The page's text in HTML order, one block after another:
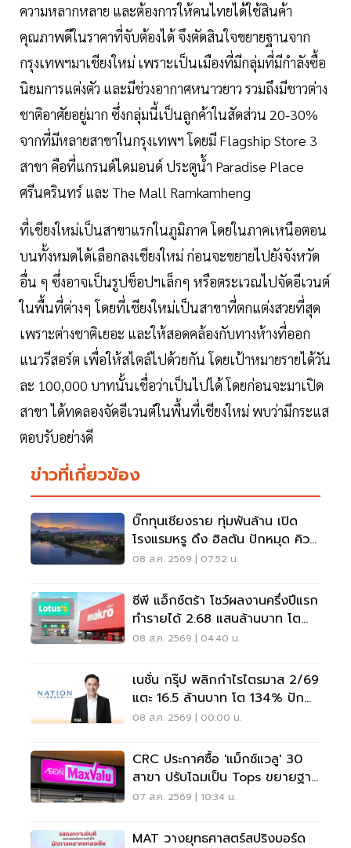
ความหลากหลาย และต้องการให้คนไทยได้ใช้สินค้า
คุณภาพดีในราคาที่จับต้องได้ จึงตัดสินใจขยายฐานจาก
กรุงเทพฯมาเชียงใหม่ เพราะเป็นเมืองที่มีกลุ่มที่มีกำลังซื้อ
นิยมการแต่งตัว และมีช่วงอากาศหนาวยาว รวมถึงมีชาวต่าง
ชาติอาศัยอยู่มาก ซึ่งกลุ่มนี้เป็นลูกค้าในสัดส่วน 20-30%
จากที่มีหลายสาขาในกรุงเทพฯ โดยมี Flagship Store 3
สาขา คือที่แกรนด์ไดมอนด์ ประตูนํ้า Paradise Place
ศรีนครินทร์ และ The Mall Ramkamheng
ที่เชียงใหม่เป็นสาขาแรกในภูมิภาค โดยในภาคเหนือตอน
บนทั้งหมดได้เลือกลงเชียงใหม่ ก่อนจะขยายไปยังจังหวัด
อื่น ๆ ซึ่งอาจเป็นรูปช็อปฯเล็กๆ หรือตระเวณไปจัดอีเวนต์
ในพื้นที่ต่างๆ โดยที่เชียงใหม่เป็นสาขาที่ตกแต่งสวยที่สุด
เพราะต่างชาติเยอะ และให้สอดคล้องกับทางห้างที่ออก
แนวรีสอร์ต เพื่อให้สไตล์ไปด้วยกัน โดยเป้าหมายรายได้วัน
ละ 100,000 บาทนั้นเชื่อว่าเป็นไปได้ โดยก่อนจะมาเปิด
สาขา ได้ทดลองจัดอีเวนต์ในพื้นที่เชียงใหม่ พบว่ามีกระแส
ตอบรับอย่างดี
ข่าวที่เกี่ยวข้อง
บิ๊กทุนเชียงราย ทุ่มพันล้าน เปิด
โรงแรมหรู ดึง ฮิลตัน ปักหมุด คิวริ
โอ แห่งแรกในภาคเหนือ
08 ส.ค. 2569 | 07:52 น.
ซีพี แอ็กซ์ตร้า โชว์ผลงานครึ่งปีแรก
ทำรายได้ 2.68 แสนล้านบาท โต
3.6%
08 ส.ค. 2569 | 04:40 น.
เนชั่น กรุ๊ป พลิกกำไรไตรมาส 2/69
แตะ 16.5 ล้านบาท โต 134% ปัก
หมุดสู่ ‘มีเดียเทค’
08 ส.ค. 2569 | 00:00 น.
CRC ประกาศซื้อ 'แม็กซ์แวลู' 30
สาขา ปรับโฉมเป็น Tops ขยายฐาน
ลูกค้าเพิ่ม 9 แสนราย
07 ส.ค. 2569 | 10:34 น.
MAT วางยุทธศาสตร์สปริงบอร์ด